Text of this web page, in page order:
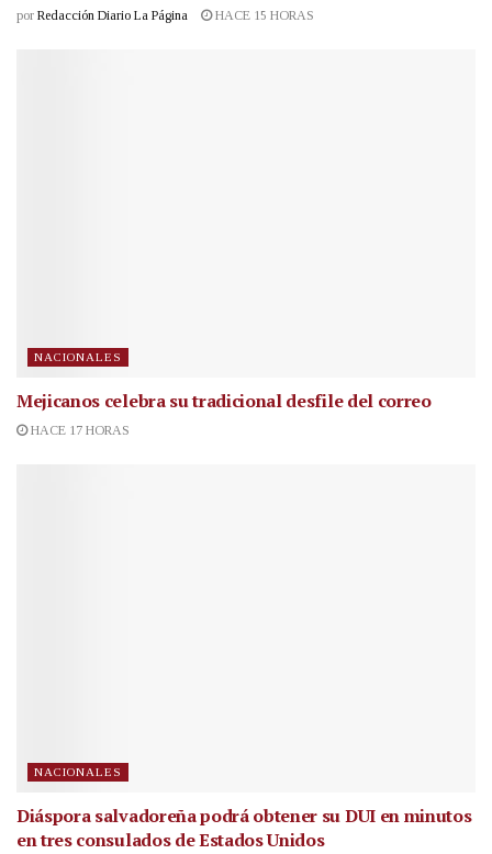
por Redacción Diario La Página HACE 15 HORAS
NACIONALES
Mejicanos celebra su tradicional desfile del correo
HACE 17 HORAS
NACIONALES
Diáspora salvadoreña podrá obtener su DUI en minutos
en tres consulados de Estados Unidos